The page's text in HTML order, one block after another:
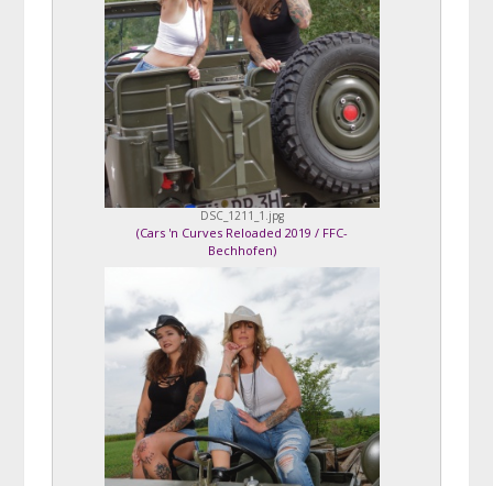
DSC_1211_1.jpg
(Cars 'n Curves Reloaded 2019 / FFC-
Bechhofen)
Aniko & Steffi